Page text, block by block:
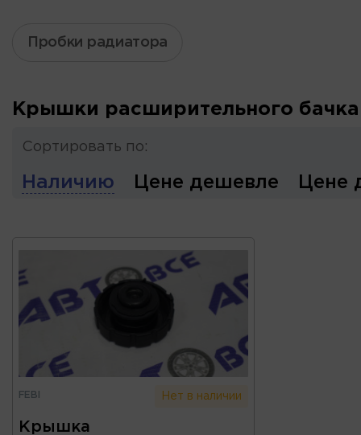
Пробки радиатора
Крышки расширительного бачка
Сортировать по:
Наличию Цене дешевле Цене
FEBI Нет в наличии
Крышка